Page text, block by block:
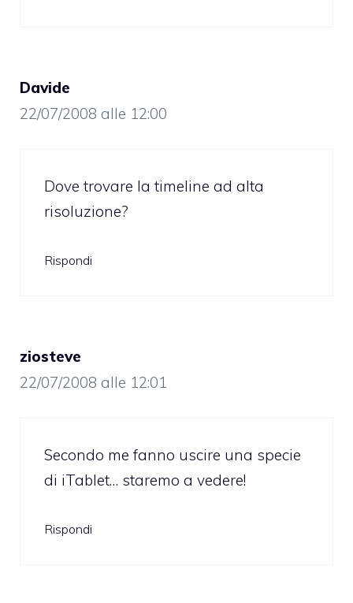
Davide
22/07/2008 alle 12:00
Dove trovare la timeline ad alta
risoluzione?
Rispondi
ziosteve
22/07/2008 alle 12:01
Secondo me fanno uscire una specie
di iTablet… staremo a vedere!
Rispondi